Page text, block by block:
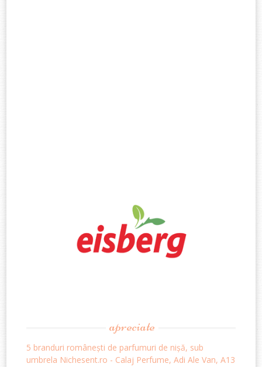
apreciate
5 branduri românești de parfumuri de nișă, sub
umbrela Nichesent.ro - Calaj Perfume, Adi Ale Van, A13